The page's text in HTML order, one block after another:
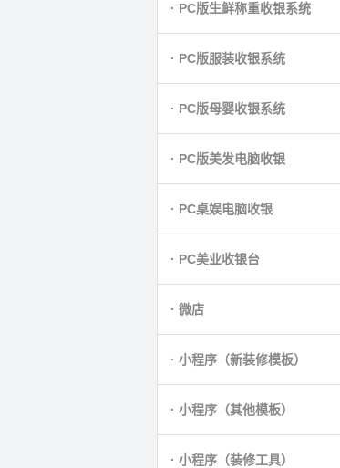
· PC版生鲜称重收银系统
· PC版服装收银系统
· PC版母婴收银系统
· PC版美发电脑收银
· PC桌娱电脑收银
· PC美业收银台
· 微店
· 小程序（新装修模板）
· 小程序（其他模板）
· 小程序（装修工具）